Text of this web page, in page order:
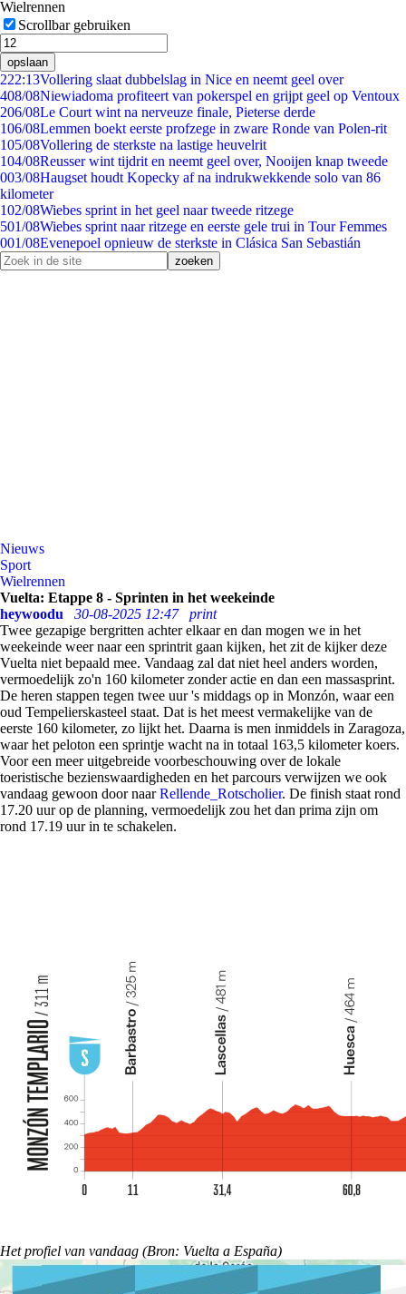
Wielrennen
Scrollbar gebruiken
opslaan
222:13Vollering slaat dubbelslag in Nice en neemt geel over
408/08Niewiadoma profiteert van pokerspel en grijpt geel op Ventoux
206/08Le Court wint na nerveuze finale, Pieterse derde
106/08Lemmen boekt eerste profzege in zware Ronde van Polen-rit
105/08Vollering de sterkste na lastige heuvelrit
104/08Reusser wint tijdrit en neemt geel over, Nooijen knap tweede
003/08Haugset houdt Kopecky af na indrukwekkende solo van 86
kilometer
102/08Wiebes sprint in het geel naar tweede ritzege
501/08Wiebes sprint naar ritzege en eerste gele trui in Tour Femmes
001/08Evenepoel opnieuw de sterkste in Clásica San Sebastián
Nieuws
Sport
Wielrennen
Vuelta: Etappe 8 - Sprinten in het weekeinde
heywoodu
30-08-2025 12:47
print
Twee gezapige bergritten achter elkaar en dan mogen we in het
weekeinde weer naar een sprintrit gaan kijken, het zit de kijker deze
Vuelta niet bepaald mee. Vandaag zal dat niet heel anders worden,
vermoedelijk zo'n 160 kilometer zonder actie en dan een massasprint.
De heren stappen tegen twee uur 's middags op in Monzón, waar een
oud Tempelierskasteel staat. Dat is het meest vermakelijke van de
eerste 160 kilometer, zo lijkt het. Daarna is men inmiddels in Zaragoza,
waar het peloton een sprintje wacht na in totaal 163,5 kilometer koers.
Voor een meer uitgebreide voorbeschouwing over de lokale
toeristische bezienswaardigheden en het parcours verwijzen we ook
vandaag gewoon door naarRellende_Rotscholier. De finish staat rond
17.20 uur op de planning, vermoedelijk zou het dan prima zijn om
rond 17.19 uur in te schakelen.
Het profiel van vandaag (Bron: Vuelta a España)